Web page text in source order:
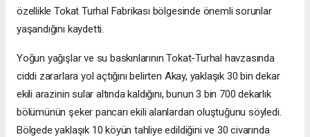
özellikle Tokat Turhal Fabrikası bölgesinde önemli sorunlar
yaşandığını kaydetti.
Yoğun yağışlar ve su baskınlarının Tokat-Turhal havzasında
ciddi zararlara yol açtığını belirten Akay, yaklaşık 30 bin dekar
ekili arazinin sular altında kaldığını, bunun 3 bin 700 dekarlık
bölümünün şeker pancarı ekili alanlardan oluştuğunu söyledi.
Bölgede yaklaşık 10 köyün tahliye edildiğini ve 30 civarında